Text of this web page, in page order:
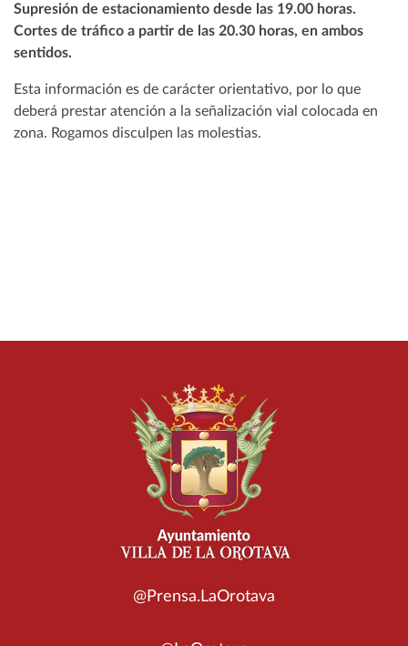
Supresión de estacionamiento desde las 19.00 horas.
Cortes de tráfico a partir de las 20.30 horas, en ambos
sentidos.
Esta información es de carácter orientativo, por lo que
deberá prestar atención a la señalización vial colocada en
zona. Rogamos disculpen las molestias.
@Prensa.LaOrotava